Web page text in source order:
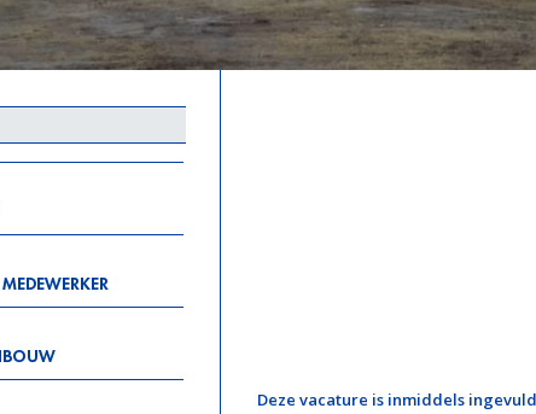
Deze vacature is inmiddels